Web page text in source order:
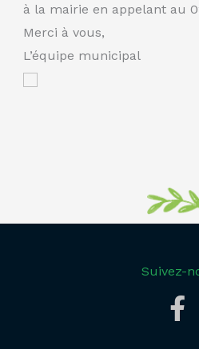
à la mairie en appelant au
Merci à vous,
L’équipe municipal
Suivez-